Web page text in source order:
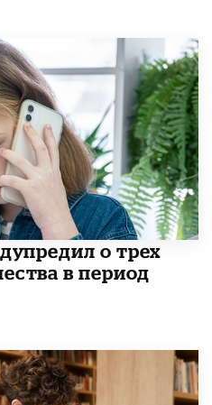
о трех
в период